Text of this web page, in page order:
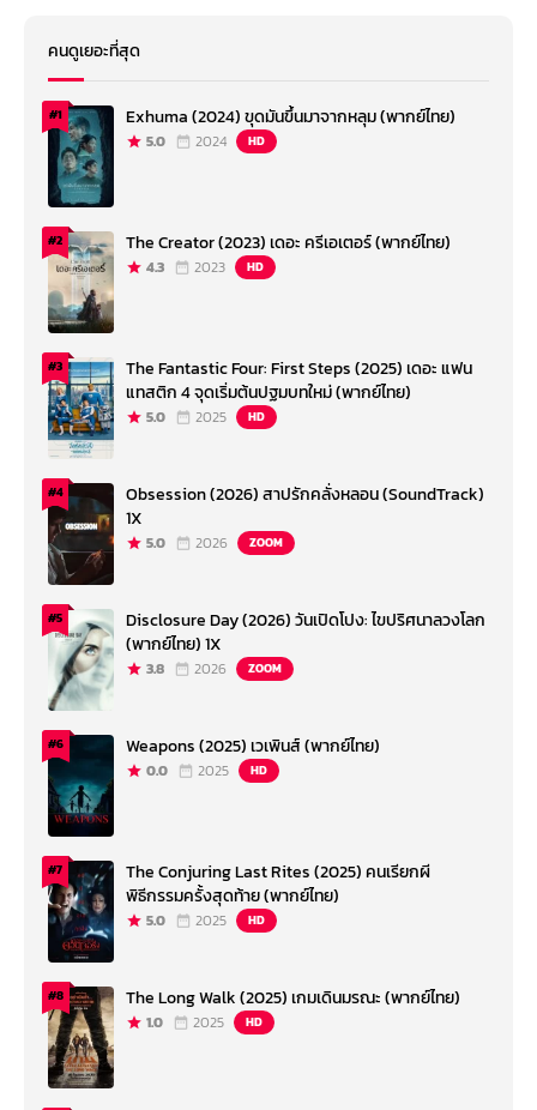
คนดูเยอะที่สุด
#1 Exhuma (2024) ขุดมันขึ้นมาจากหลุม (พากย์ไทย)
5.0 2024 HD
#2 The Creator (2023) เดอะ ครีเอเตอร์ (พากย์ไทย)
4.3 2023 HD
#3
The Fantastic Four: First Steps (2025) เดอะ แฟน
แทสติก 4 จุดเริ่มต้นปฐมบทใหม่ (พากย์ไทย)
5.0 2025 HD
#4
Obsession (2026) สาปรักคลั่งหลอน (SoundTrack)
1X
5.0 2026 ZOOM
#5
Disclosure Day (2026) วันเปิดโปง: ไขปริศนาลวงโลก
(พากย์ไทย) 1X
3.8 2026 ZOOM
#6 Weapons (2025) เวเพินส์ (พากย์ไทย)
0.0 2025 HD
#7
The Conjuring Last Rites (2025) คนเรียกผี
พิธีกรรมครั้งสุดท้าย (พากย์ไทย)
5.0 2025 HD
#8 The Long Walk (2025) เกมเดินมรณะ (พากย์ไทย)
1.0 2025 HD